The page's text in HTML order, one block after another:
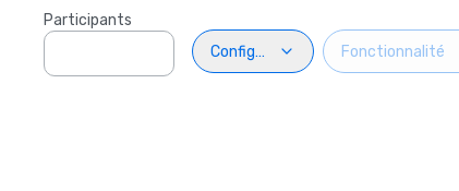
Participants
Configuration
Fonctionnalité